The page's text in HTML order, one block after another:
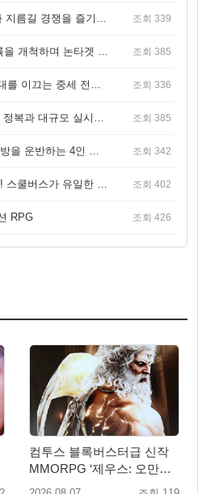
렉크리에이션 2 – 차량 충돌과 지름길 경쟁을 즐기는 오픈월드 아케이드 레이싱 게임 조회 339
아키에이지 크로니클 – 원대륙을 개척하며 논타겟 전투를 즐기는 오픈월드 MMORPG 조회 385
다이노로드 – 인간과 공룡 군대를 이끄는 중세 전략 액션 RPG 조회 336
토탈워: 워해머 40,000 – 은하 정복과 대규모 실시간 전투가 결합된 전략 게임! 조회 385
셰이디 잡 – 살아 움직이는 가방을 운반하는 4인 협동 물리 어드벤처 게임 조회 342
루트 – 좀비 떼를 뚫고 달려라! 스쿨버스가 유일한 집이 되는 4인 협동 생존 게임 조회 402
RPG 조회 426
컴투스 블록버스터급 신작
MMORPG ‘제우스: 오만의
신’, 8월 26일 출시!